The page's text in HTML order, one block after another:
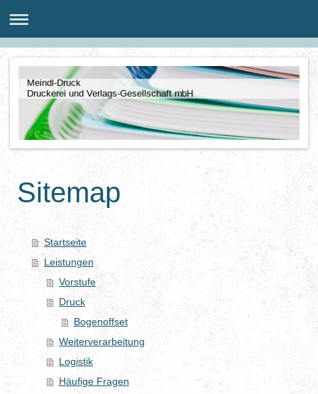
Meindl-Druck
Druckerei und Verlags-Gesellschaft mbH
Sitemap
Startseite
Leistungen
Vorstufe
Druck
Bogenoffset
Weiterverarbeitung
Logistik
Häufige Fragen